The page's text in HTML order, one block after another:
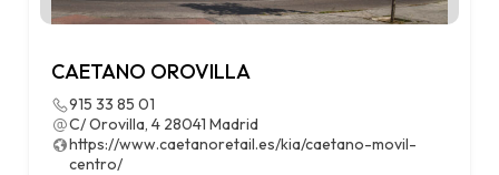
CAETANO OROVILLA
915 33 85 01
C/ Orovilla, 4 28041 Madrid
https://www.caetanoretail.es/kia/caetano-movil-
centro/